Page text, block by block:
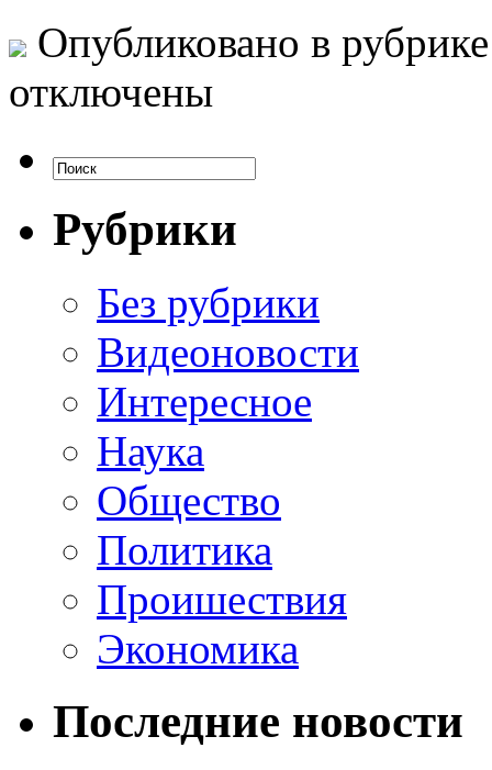
Опубликовано в
отключены
Рубрики
Без рубрики
Видеоновости
Интересное
Наука
Общество
Политика
Проишествия
Экономика
Последние новости